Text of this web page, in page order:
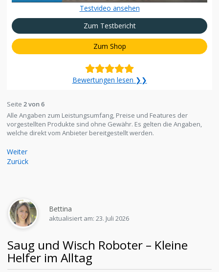
Testvideo ansehen
Zum Testbericht
Zum Shop
Bewertungen lesen ❯❯
Seite 2 von 6
Alle Angaben zum Leistungsumfang, Preise und Features der
vorgestellten Produkte sind ohne Gewähr. Es gelten die Angaben,
welche direkt vom Anbieter bereitgestellt werden.
Weiter
Zurück
Bettina
aktualisiert am: 23. Juli 2026
Saug und Wisch Roboter – Kleine
Helfer im Alltag